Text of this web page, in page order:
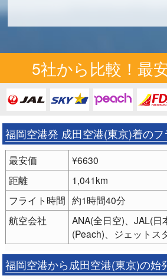
5社から比較！最
福岡空港発 成田空港(東京)着のフ
最安価
¥6630
距離
1,041km
フライト時間 約1時間40分
航空会社
ANA(全日空)、JAL(
(Peach)、ジェットス
福岡空港から成田空港(東京)の始